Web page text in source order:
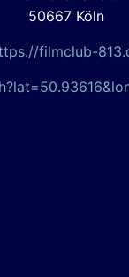
50667 Köln
filmclub-